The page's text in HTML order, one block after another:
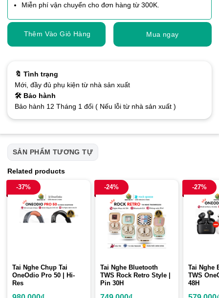
Miễn phí vận chuyển cho đơn hàng từ 300K.
Thêm Vào Giỏ Hàng Mua ngay
🔖 Tình trạng
Mới, đầy đủ phụ kiện từ nhà sản xuất
🛠️ Bảo hành
Bảo hành 12 Tháng 1 đổi ( Nếu lỗi từ nhà sản xuất )
SẢN PHẨM TƯƠNG TỰ
Related products
-37%
Tai Nghe Chụp Tai
OneOdio Pro 50 | Hi-
Res
-24%
Tai Nghe Bluetooth
TWS Rock Retro Style |
Pin 30H
-27%
Tai Nghe
TWS
48H